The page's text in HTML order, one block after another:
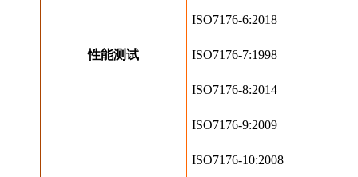
性能测试
ISO7176-6:2018
ISO7176-7:1998
ISO7176-8:2014
ISO7176-9:2009
ISO7176-10:2008